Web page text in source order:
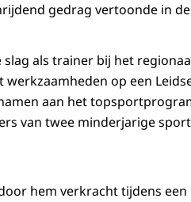
gedrag vertoonde in
als trainer bij het
op een
aan het
van twee minderjarige
hem verkracht tijdens een